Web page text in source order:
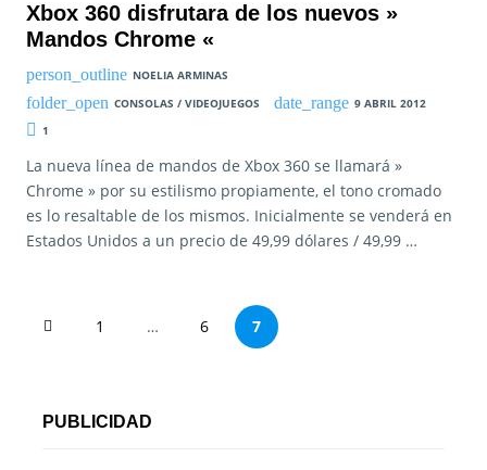
Xbox 360 disfrutara de los nuevos »
Mandos Chrome «
NOELIA ARMINAS
CONSOLAS / VIDEOJUEGOS
9 ABRIL 2012
1
La nueva línea de mandos de Xbox 360 se llamará »
Chrome » por su estilismo propiamente, el tono cromado
es lo resaltable de los mismos. Inicialmente se venderá en
Estados Unidos a un precio de 49,99 dólares / 49,99 …
P
g
1 … 6 7
PUBLICIDAD